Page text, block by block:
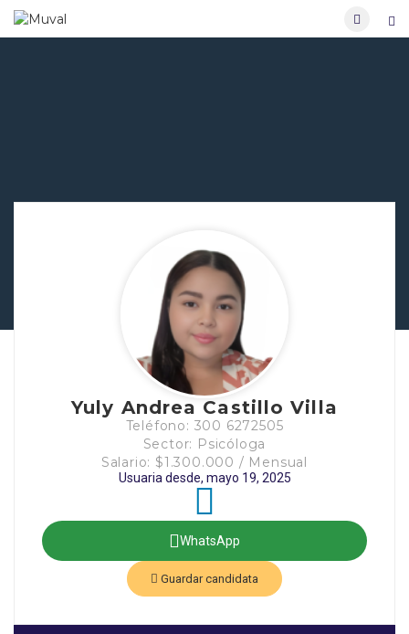
Yuly Andrea Castillo Villa
Teléfono: 300 6272505
Sector: Psicóloga
Salario: $1.300.000 / Mensual
Usuaria desde, mayo 19, 2025
WhatsApp
Guardar candidata